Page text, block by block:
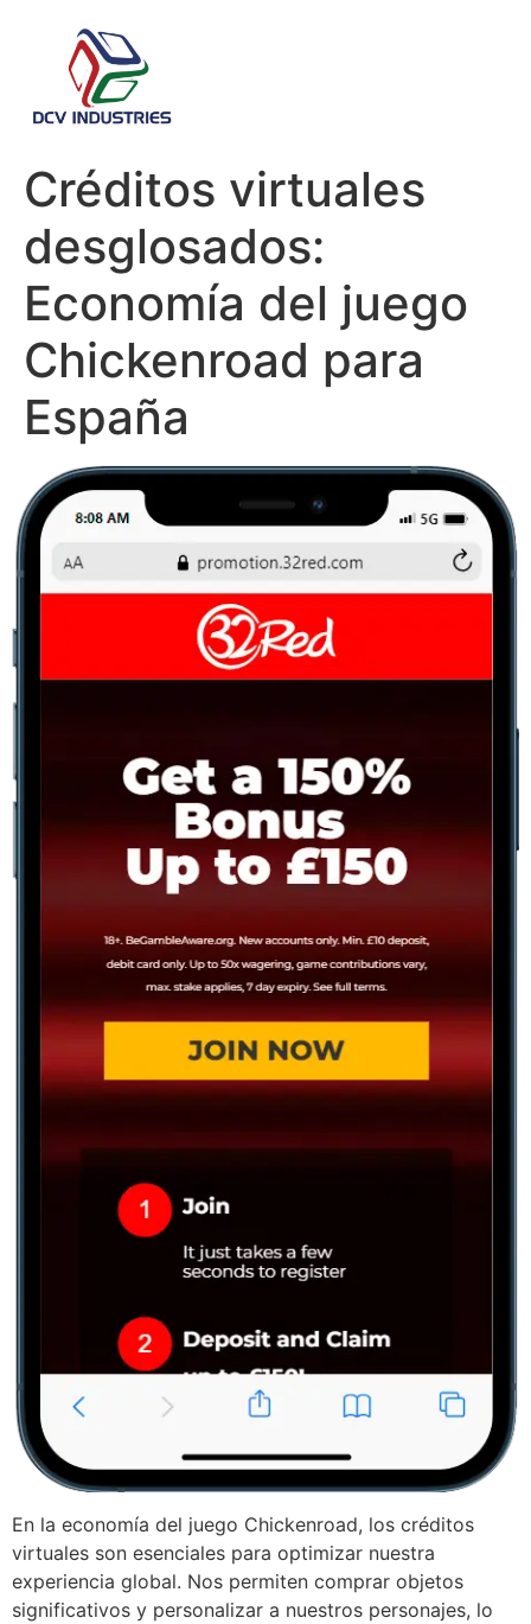
Créditos virtuales
desglosados:
Economía del juego
Chickenroad para
España
En la economía del juego Chickenroad, los créditos
virtuales son esenciales para optimizar nuestra
experiencia global. Nos permiten comprar objetos
significativos y personalizar a nuestros personajes, lo